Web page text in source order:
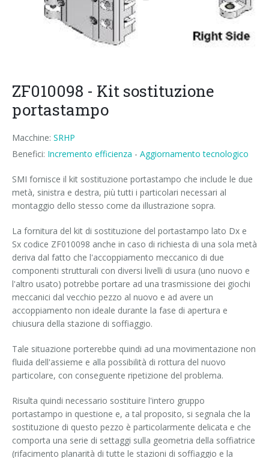
Certificazioni e Associazioni
Whistleblowing
Risparmio energetico
Risorse rinnovabili
Soluzioni compatte
Fabbrica Intelligente 4.0
Tour virtuale
RIEMPITRICI PER BOTTIGLIE PET/ rPET
SISTEMI DI SOFFIAGGIO, RIEMPIMENTO E TAPPATURA
Film termoretraibile
ingresso in linea
Film estensibile
ingresso in linea
ingresso a 90°
Cartone RSC (americano)
Cartoncino Kraft
Vassoio di cartone
Combi cartone e film
ingresso in linea
ingresso a 90°
PALETTIZZATORI
Minipal
Ingresso a 90°
NASTRI TRASPORTATORI
Servizi Smycall
SmyIoT control room
AR Smart Glasses
Intervento on-site
Training
Corsi di formazione
Corsi soffiatrici e riempitrici
Corsi confezionatrici
Corsi palettizzatori
Richiesta informazioni
Sminow magazine
Comunicati stampa
Filiali
Richiesta informazioni
Fornitori
Careers
Modifica il tuo CV
Opportunità di lavoro
ZF010098 - Kit sostituzione
portastampo
Macchine: SRHP
Benefici: Incremento efficienza - Aggiornamento tecnologico
SMI fornisce il kit sostituzione portastampo che include le due
metà, sinistra e destra, più tutti i particolari necessari al
montaggio dello stesso come da illustrazione sopra.
La fornitura del kit di sostituzione del portastampo lato Dx e
Sx codice ZF010098 anche in caso di richiesta di una sola metà
deriva dal fatto che l'accoppiamento meccanico di due
componenti strutturali con diversi livelli di usura (uno nuovo e
l'altro usato) potrebbe portare ad una trasmissione dei giochi
meccanici dal vecchio pezzo al nuovo e ad avere un
accoppiamento non ideale durante la fase di apertura e
chiusura della stazione di soffiaggio.
Tale situazione porterebbe quindi ad una movimentazione non
fluida dell'assieme e alla possibilità di rottura del nuovo
particolare, con conseguente ripetizione del problema.
Risulta quindi necessario sostituire l'intero gruppo
portastampo in questione e, a tal proposito, si segnala che la
sostituzione di questo pezzo è particolarmente delicata e che
comporta una serie di settaggi sulla geometria della soffiatrice
(rifacimento planarità di tutte le stazioni di soffiaggio e la